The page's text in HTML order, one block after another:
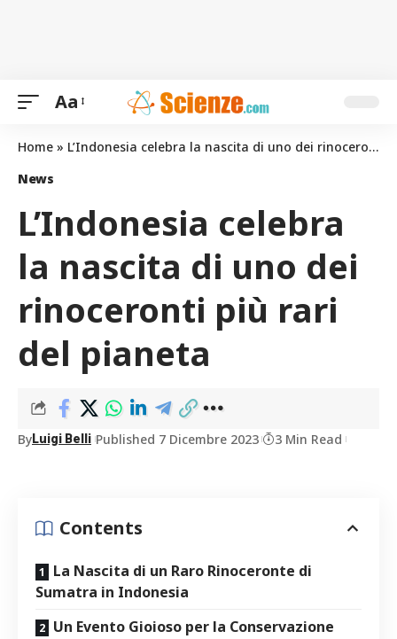
Aa
Home » L’Indonesia celebra la nascita di uno dei rinoceronti più rari del pianeta
News
L’Indonesia celebra
la nascita di uno dei
rinoceronti più rari
del pianeta
ByLuigi Belli Published 7 Dicembre 2023 3 Min Read
Contents
La Nascita ⁣di​ un Raro Rinoceronte di⁣
Sumatra ‌in Indonesia
Un Evento Gioioso per la Conservazione